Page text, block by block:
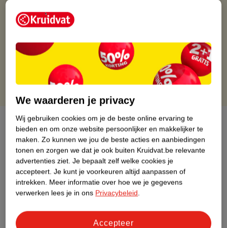
Op werkdagen voor 22:00 uur besteld, volgende dag in huis
Gratis retourneren binnen 30 dagen
Gratis punten met je Kruidvat kaart
Over dit product
Productinformatie
Etiketinformatie
Dit product heeft (nog) geen Nature
We waarderen je privacy
Wij gebruiken cookies om je de beste online ervaring te
bieden en om onze website persoonlijker en makkelijker te
maken. Zo kunnen we jou de beste acties en aanbiedingen
tonen en zorgen we dat je ook buiten Kruidvat.be relevante
advertenties ziet. Je bepaalt zelf welke cookies je
accepteert. Je kunt je voorkeuren altijd aanpassen of
intrekken. Meer informatie over hoe we je gegevens
verwerken lees je in ons Privacybeleid.
Accepteer